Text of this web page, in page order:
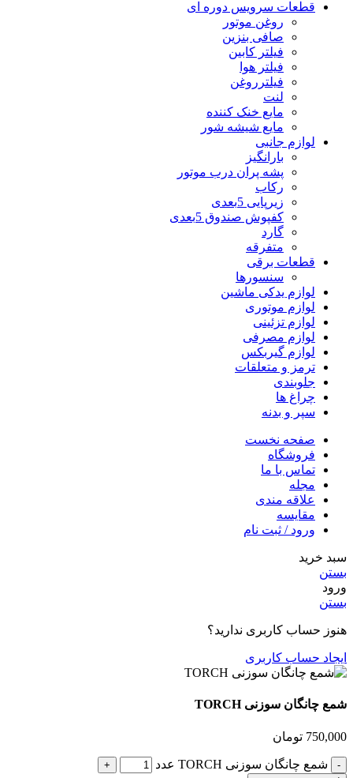
قطعات سرویس دوره ای
روغن موتور
صافی بنزین
فیلتر کابین
فیلتر هوا
فیلترروغن
لنت
مایع خنک کننده
مایع شیشه شور
لوازم جانبی
بارانگیز
پشه پران درب موتور
رکاب
زیرپایی 5بعدی
کفپوش صندوق 5بعدی
گارد
متفرقه
قطعات برقی
سنسورها
لوازم یدکی ماشین
لوازم موتوری
لوازم تزئینی
لوازم مصرفی
لوازم گیربکس
ترمز و متعلقات
جلوبندی
چراغ ها
سپر و بدنه
صفحه نخست
فروشگاه
تماس با ما
مجله
علاقه مندی
مقایسه
ورود / ثبت نام
سبد خرید
بستن
ورود
بستن
هنوز حساب کاربری ندارید؟
ایجاد حساب کاربری
شمع چانگان سوزنی TORCH
750,000 تومان
شمع چانگان سوزنی TORCH عدد